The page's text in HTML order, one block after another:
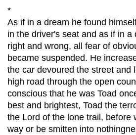
*
As if in a dream he found
in the driver's seat and as if in a
right and wrong, all fear of
became suspended. He
the car devoured the street and
high road through the open
conscious that he was Toad
best and brightest, Toad the
the Lord of the lone trail, before
way or be smitten into